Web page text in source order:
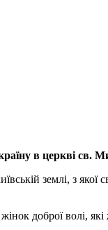
в церкві св.
землі, з
доброї волі,